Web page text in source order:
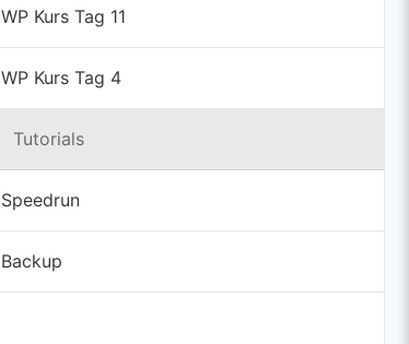
WP Kurs Tag 11
WP Kurs Tag 4
Tutorials
Speedrun
Backup